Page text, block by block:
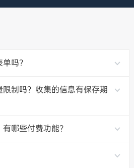
吗？
制吗？收集的信息有保存期
哪些付费功能？